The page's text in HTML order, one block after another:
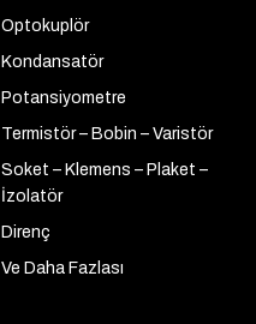
Optokuplör
Kondansatör
Potansiyometre
Termistör – Bobin – Varistör
Soket – Klemens – Plaket –
İzolatör
Direnç
Ve Daha Fazlası